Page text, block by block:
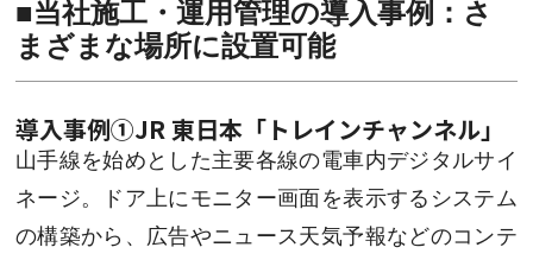
■当社施工・運用管理の導入事例：さ
まざまな場所に設置可能
導入事例①JR 東日本「トレインチャンネル」
山手線を始めとした主要各線の電車内デジタルサイ
ネージ。ドア上にモニター画面を表示するシステム
の構築から、広告やニュース天気予報などのコンテ